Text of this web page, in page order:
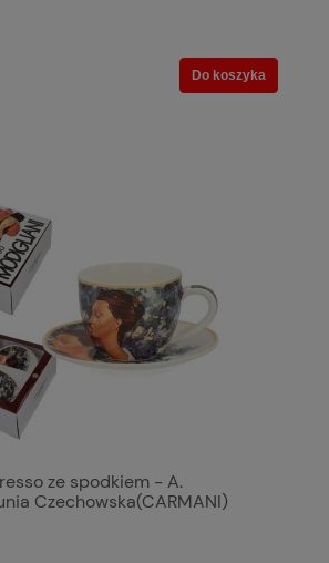
Do koszyka
ze spodkiem - A.
Czechowska(CARMANI)